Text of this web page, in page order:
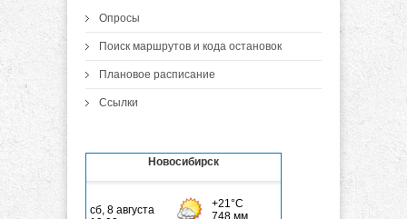
Опросы
Поиск маршрутов и кода остановок
Плановое расписание
Ссылки
Новосибирск